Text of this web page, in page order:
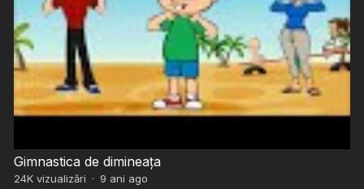
Gimnastica de dimineața
24Kvizualizări · 9 ani ago